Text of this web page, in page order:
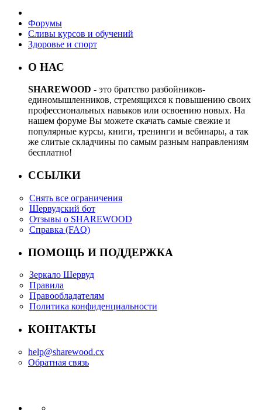
Форумы
Сливы курсов и обучений
Здоровье и спорт
О НАС
SHAREWOOD - это братство разбойников-
единомышленников, стремящихся к повышению своих
профессиональных навыков или освоению новых. На
нашем форуме Вы можете скачать самые свежие и
популярные курсы, книги, тренинги и вебинары, а так
же слитые складчины по самым разным направлениям
бесплатно!
ССЫЛКИ
Снять все ограничения
Шервудский бот
Отзывы о SHAREWOOD
Справка (FAQ)
ПОМОЩЬ И ПОДДЕРЖКА
Зеркало Шервуд
Правила
Правообладателям
Политика конфиденциальности
КОНТАКТЫ
help@sharewood.cx
Обратная связь